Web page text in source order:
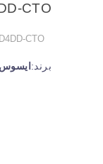
CTO
CTO
برند: ایسوس